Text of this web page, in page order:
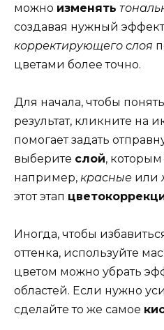
можно изменять
создавая нужный
корректирующего слоя
цветами более точно.
Для начала, чтобы
результат, кликните на
помогает задать
выберите слой, которым
например, красные или
этот этап
Иногда, чтобы
оттенка, используйте
цветом можно убрать
областей. Если нужно
сделайте то же самое